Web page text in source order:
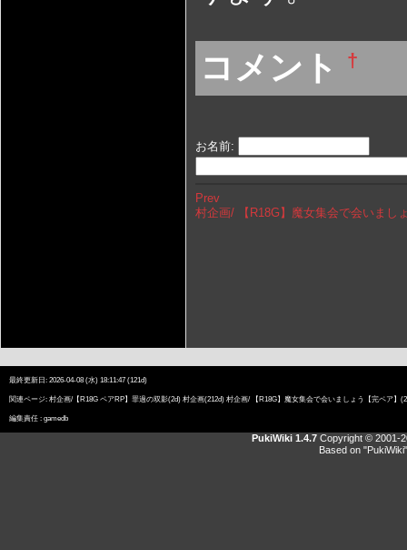
コメント †
お名前:
Prev
村企画/ 【R18G】魔女集会で会いまし
最終更新日: 2026-04-08 (水) 18:11:47 (121d)
関連ページ: 村企画/【R18G ペアRP】罪過の双影(2d) 村企画(212d) 村企画/ 【R18G】魔女集会で会いましょう【完ペア】
編集責任 : gamedb
PukiWiki 1.4.7 Copyright © 2001-
Based on